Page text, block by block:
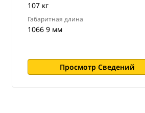
107 кг
Габаритная длина
1066 9 мм
Просмотр Сведений